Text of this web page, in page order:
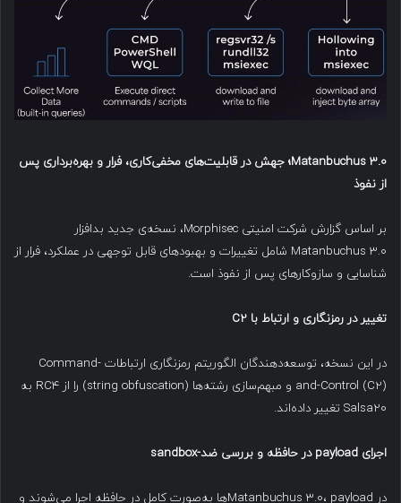
Matanbuchus 3.0؛ جهش در قابلیت‌های مخفی‌کاری، فرار و بهره‌برداری پس
از نفوذ
بر اساس گزارش شرکت امنیتی Morphisec، نسخه‌ی جدید بدافزار
Matanbuchus 3.0 شامل تغییرات و بهبودهای قابل توجهی در عملکرد، فرار از
شناسایی و سازوکارهای پس از نفوذ است.
تغییر در رمزنگاری و ارتباط با
در این نسخه، توسعه‌دهندگان الگوریتم رمزنگاری ارتباطات Command-
and-Control (C2) و مبهم‌سازی رشته‌ها (string obfuscation) را از RC4 به
Salsa20 تغییر داده‌اند.
اجرای در حافظه و بررسی ضد-sandbox
در Matanbuchus 3.0، payloadها به‌صورت کامل در حافظه اجرا می‌شوند و